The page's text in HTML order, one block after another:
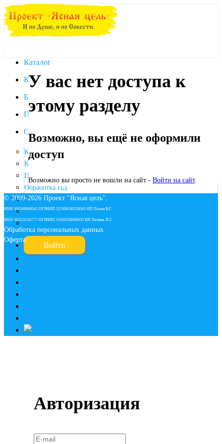
Каталог
Календарь
База знаний
Публикации
О Проекте
Кто мы есть
Контакты
Правила пользования сайтом
Обработка ПД
Правила участия
Публичная оферта
Платежи
Войти
У вас нет доступа к
этому разделу
Возможно, вы ещё не оформили
доступ
Возможно вы просто не вошли на сайт - Войти на сайт.
© 2009-2026 Проект "Ясная цель".
ИНН 500308060542 ОГРНИП 322508100338505 ИП Пачин В.Г.
ИНН 503124145777 ОГРНИП 31650530006633 ИП Пачина П.С.
Обработка персональных данных
Оферта
Авторизация